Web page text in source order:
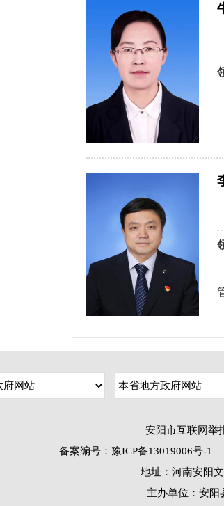
安阳市互联网举
备案编号：豫ICP备13019006号-1
地址：河南安阳
主办单位：安